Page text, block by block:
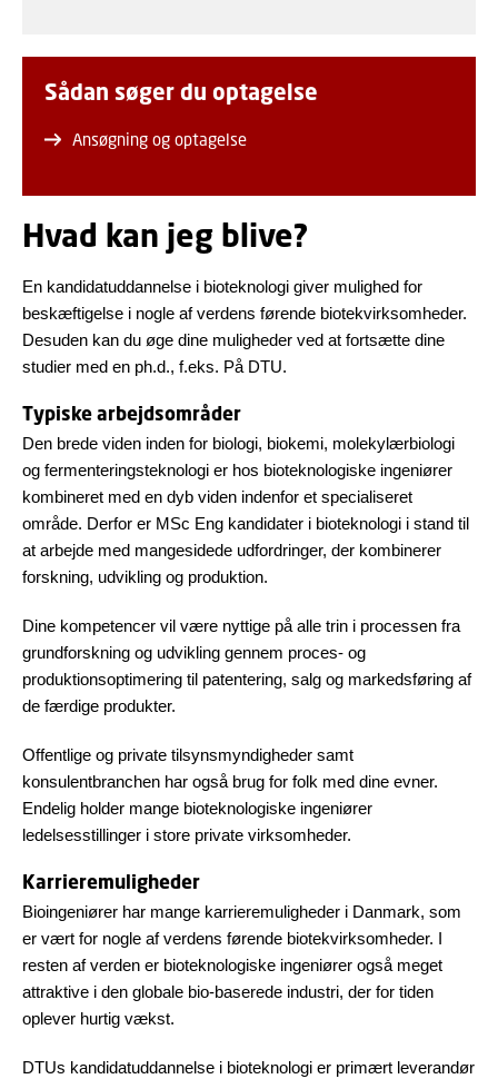
Sådan søger du optagelse
Ansøgning og optagelse
Hvad kan jeg blive?
En kandidatuddannelse i bioteknologi giver mulighed for
beskæftigelse i nogle af verdens førende biotekvirksomheder.
Desuden kan du øge dine muligheder ved at fortsætte dine
studier med en ph.d., f.eks. På DTU.
Typiske arbejdsområder
Den brede viden inden for biologi, biokemi, molekylærbiologi
og fermenteringsteknologi er hos bioteknologiske ingeniører
kombineret med en dyb viden indenfor et specialiseret
område. Derfor er MSc Eng kandidater i bioteknologi i stand til
at arbejde med mangesidede udfordringer, der kombinerer
forskning, udvikling og produktion.
Dine kompetencer vil være nyttige på alle trin i processen fra
grundforskning og udvikling gennem proces- og
produktionsoptimering til patentering, salg og markedsføring af
de færdige produkter.
Offentlige og private tilsynsmyndigheder samt
konsulentbranchen har også brug for folk med dine evner.
Endelig holder mange bioteknologiske ingeniører
ledelsesstillinger i store private virksomheder.
Karrieremuligheder
Bioingeniører har mange karrieremuligheder i Danmark, som
er vært for nogle af verdens førende biotekvirksomheder. I
resten af verden er bioteknologiske ingeniører også meget
attraktive i den globale bio-baserede industri, der for tiden
oplever hurtig vækst.
DTUs kandidatuddannelse i bioteknologi er primært leverandør